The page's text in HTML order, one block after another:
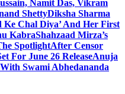
Namit Das, Vikram
ShettyDiksha Sharma
Chal Diya’ And Her First
KabraShahzaad Mirza’s
SpotlightAfter Censor
For June 26 ReleaseAnuja
Swami Abhedananda